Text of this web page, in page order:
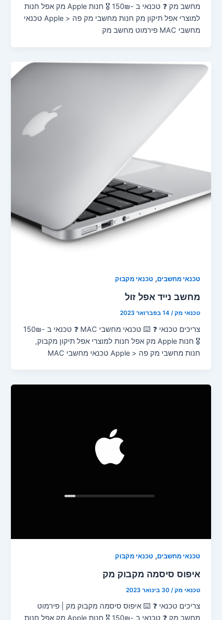
מחשב מק ❓ טכנאי ב -150₪ 🎖️ חנות Apple מק אפל חנות
למוצרי אפל תיקון מק חנות מחשבי מק פה < Apple טכנאי
מחשבי MAC פירמוט מחשב מק
טכנאי מחשבים,טכנאי מקבוק
מחשב נייד אפל זול
טכנאי מק/14 בפברואר 2023
צריכים טכנאי ❓ ⌨️ טכנאי מחשבי MAC ❓ טכנאי ב -150₪
🎖️ חנות Apple מק אפל חנות למוצרי אפל תיקון מקבוק,
חנות מחשבי מק פה < Apple טכנאי מחשבי MAC
טכנאי מחשבים,טכנאי מקבוק
איפוס סיסמה מקבוק מק
טכנאי מק/30 בינואר 2023
צריכים טכנאי ❓ ⌨️ איפוס סיסמה מקבוק מק | פירמוט